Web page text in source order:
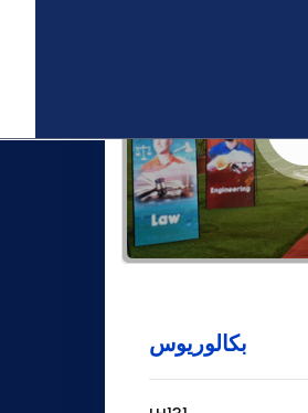
بكالوريوس